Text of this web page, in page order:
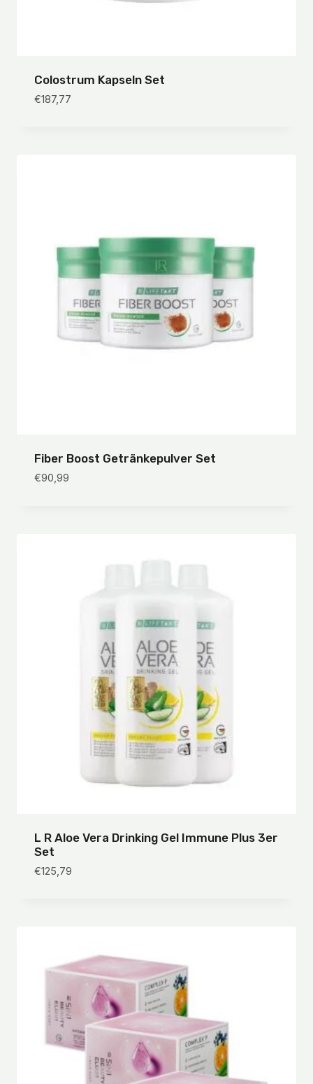
Colostrum Kapseln Set
€187,77
Fiber Boost Getränkepulver Set
€90,99
L R Aloe Vera Drinking Gel Immune Plus 3er
Set
€125,79